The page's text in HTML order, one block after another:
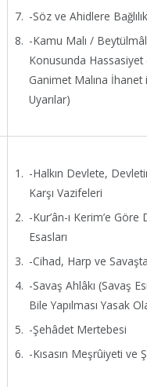
-Söz ve Ahidlere Bağlılık
-Kamu Malı / Beytülmâl
Konusunda Hassasiyet
Ganimet Malına İhanet
Uyarılar)
-Halkın Devlete,
Karşı Vazifeleri
-Kur’ân-ı Kerim’e Göre
Esasları
-Cihad, Harp ve
-Savaş Ahlâkı (Savaş
Bile Yapılması Yasak
-Şehâdet Mertebesi
-Kısasın Meşrûiyeti ve